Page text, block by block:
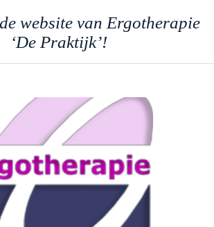
website van Ergotherapie
‘De Praktijk’!